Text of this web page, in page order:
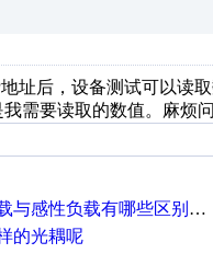
址后，设备测试可以读取
我需要读取的数值。麻烦
感性负载有哪些区别？？？
的光耦呢